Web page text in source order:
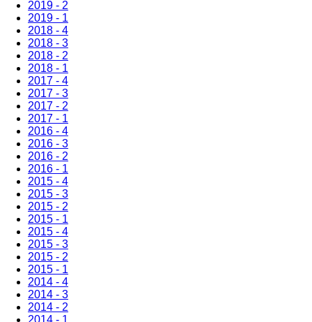
2019 - 2
2019 - 1
2018 - 4
2018 - 3
2018 - 2
2018 - 1
2017 - 4
2017 - 3
2017 - 2
2017 - 1
2016 - 4
2016 - 3
2016 - 2
2016 - 1
2015 - 4
2015 - 3
2015 - 2
2015 - 1
2015 - 4
2015 - 3
2015 - 2
2015 - 1
2014 - 4
2014 - 3
2014 - 2